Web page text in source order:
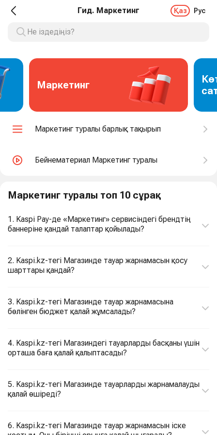
Гид. Маркетинг Қаз Рус
Маркетинг
Маркетинг туралы барлық тақырып
Бейнематериал Маркетинг туралы
Маркетинг туралы топ 10 сұрақ
1. Kaspi Pay-де «Маркетинг» сервисіндегі брендтің
баннеріне қандай талаптар қойылады?
2. Kaspi.kz-тегі Магазинде тауар жарнамасын қосу
шарттары қандай?
3. Kaspi.kz-тегі Магазинде тауар жарнамасына
бөлінген бюджет қалай жұмсалады?
4. Kaspi.kz-тегі Магазиндегі тауарларды басқаны үшін
орташа баға қалай қалыптасады?
5. Kaspi.kz-тегі Магазинде тауарларды жарнамалауды
қалай өшіреді?
6. Kaspi.kz-тегі Магазинде тауар жарнамасын іске